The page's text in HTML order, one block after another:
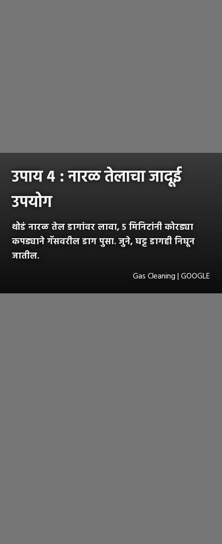
उपाय ४ : नारळ तेलाचा जादूई
उपयोग
थोडं नारळ तेल डागांवर लावा, ५ मिनिटांनी कोरड्या
कपड्याने गॅसवरील डाग पुसा. जुने, घट्ट डागही निघून
जातील.
Gas Cleaning | GOOGLE